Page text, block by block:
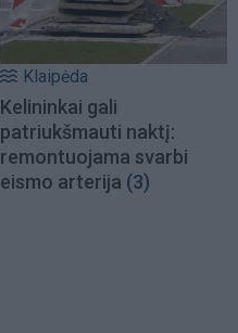
Klaipėda
Kelininkai gali
patriukšmauti naktį:
remontuojama svarbi
eismo arterija (3)